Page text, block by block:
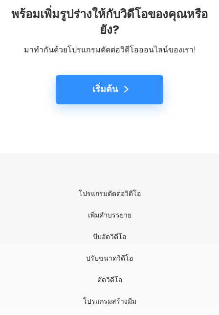
พร้อมเพิ่มรูปร่างให้กับวิดีโอของคุณหรือ
ยัง?
มาทำกันด้วยโปรแกรมตัดต่อวิดีโอออนไลน์ของเรา!
เริ่มต้น
โปรแกรมตัดต่อวิดีโอ
เพิ่มคำบรรยาย
บีบอัดวิดีโอ
ปรับขนาดวิดีโอ
ตัดวิดีโอ
โปรแกรมสร้างมีม